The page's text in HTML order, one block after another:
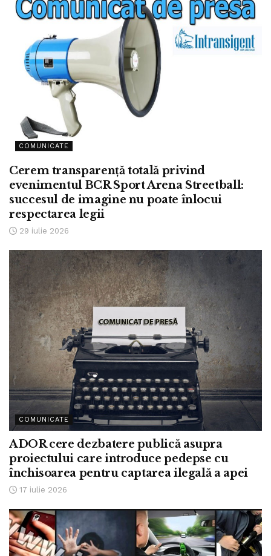
COMUNICATE
Cerem transparență totală privind
evenimentul BCR Sport Arena Streetball:
succesul de imagine nu poate înlocui
respectarea legii
29 iulie 2026
COMUNICATE
ADOR cere dezbatere publică asupra
proiectului care introduce pedepse cu
închisoarea pentru captarea ilegală a apei
17 iulie 2026